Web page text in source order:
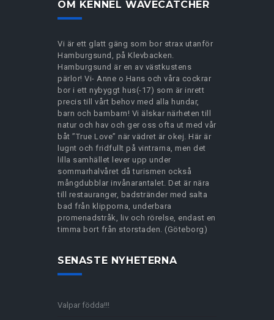
OM KENNEL WAVECATCHER
Vi är ett glatt gäng som bor strax utanför
Hamburgsund, på Klevbacken.
Hamburgsund är en av västkustens
pärlor! Vi- Anne o Hans och våra cockrar
bor i ett nybyggt hus(-17) som är inrett
precis till vårt behov med alla hundar,
barn och barnbarn! Vi älskar närheten till
natur och hav och ger oss ofta ut med vår
båt ”True Love” när vädret är okej. Här är
lugnt och fridfullt på vintrarna, men det
lilla samhället lever upp under
sommarhalvåret då turismen också
mångdubblar invånarantalet. Det är nära
till restauranger, badstränder med salta
bad från klipporna, underbara
promenadstråk, liv och rörelse, endast en
timma bort från storstaden. (Göteborg)
SENASTE NYHETERNA
Valpar födda!!!